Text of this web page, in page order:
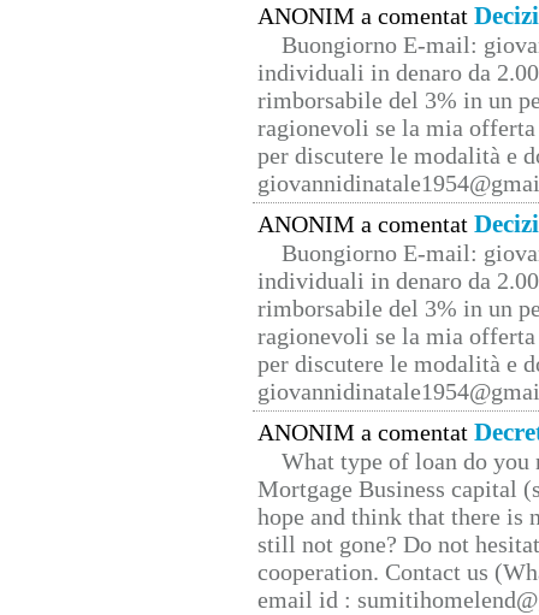
ANONIM a comentat
Buongiorno E-mail:
individuali in denaro da
rimborsabile del 3% in un
ragionevoli se la mia
per discutere le modalità e
ANONIM a comentat
Buongiorno E-mail:
individuali in denaro da
rimborsabile del 3% in un
ragionevoli se la mia
per discutere le modalità e
ANONIM a comentat
What type of loan do you
Mortgage Business capital
hope and think that there is
still not gone? Do not
cooperation. Contact us
email id :